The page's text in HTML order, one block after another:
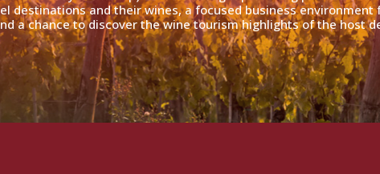
destinations and their wines, a focused business
a chance to discover the wine tourism highlights of the host